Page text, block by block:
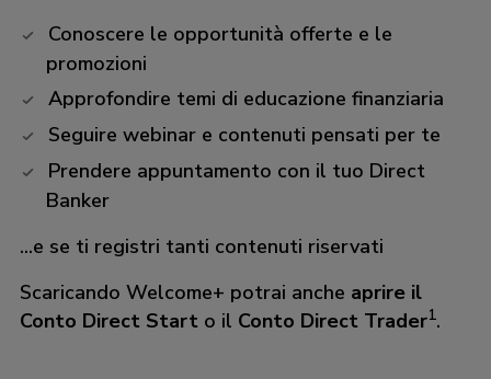
Conoscere le opportunità offerte e le
promozioni
Approfondire temi di educazione finanziaria
Seguire webinar e contenuti pensati per te
Prendere appuntamento con il tuo Direct
Banker
...e se ti registri tanti contenuti riservati
Scaricando Welcome+ potrai anche aprire il
Conto Direct Start o il Conto Direct Trader1.